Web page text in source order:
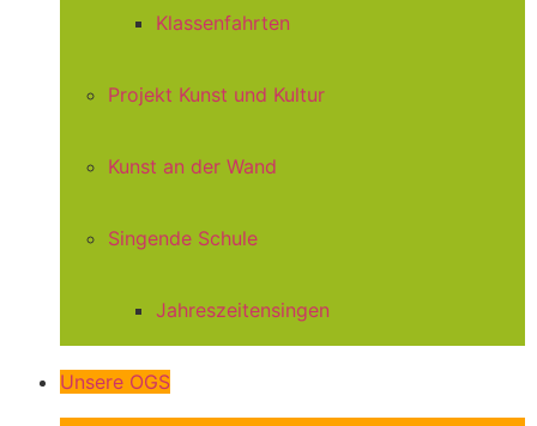
Klassenfahrten
Projekt Kunst und Kultur
Kunst an der Wand
Singende Schule
Jahreszeitensingen
Unsere OGS